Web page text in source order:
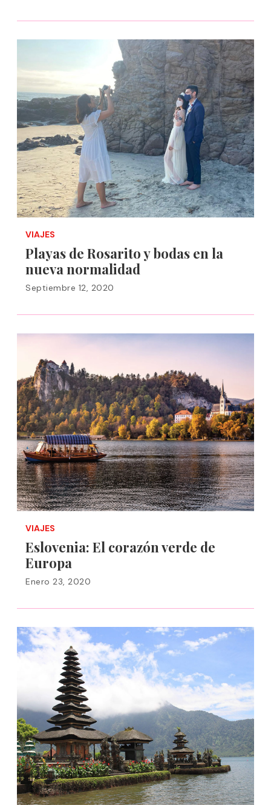
VIAJES
Playas de Rosarito y bodas en la
nueva normalidad
Septiembre 12, 2020
VIAJES
Eslovenia: El corazón verde de
Europa
Enero 23, 2020